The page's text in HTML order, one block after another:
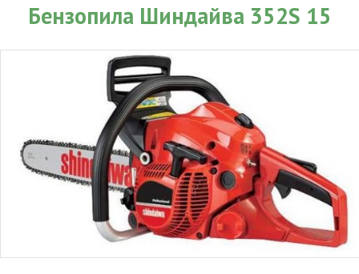
Бензопила Шиндайва 352S 15